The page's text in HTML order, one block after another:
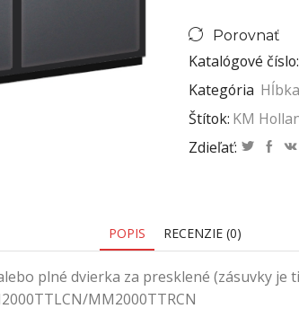
Porovnať
Katalógové číslo:
Kategória
Štítok: KM
Zdieľať:
POPIS RECENZIE (0)
plné dvierka za presklené (zásuvky je
MM2000TTRCN